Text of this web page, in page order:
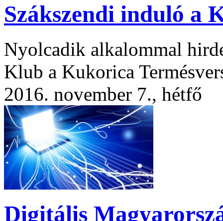
Szákszendi induló a
Nyolcadik alkalommal
Klub a Kukorica
2016. november 7., hétfő
Digitális